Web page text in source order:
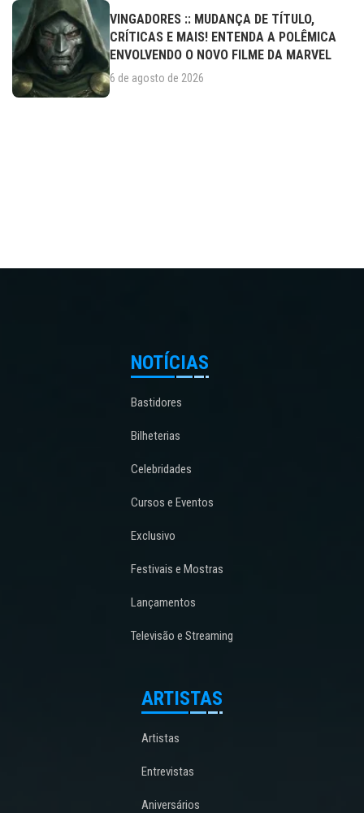
VINGADORES :: MUDANÇA DE TÍTULO,
CRÍTICAS E MAIS! ENTENDA A POLÊMICA
ENVOLVENDO O NOVO FILME DA MARVEL
6 de agosto de 2026
NOTÍCIAS
Bastidores
Bilheterias
Celebridades
Cursos e Eventos
Exclusivo
Festivais e Mostras
Lançamentos
Televisão e Streaming
ARTISTAS
Artistas
Entrevistas
Aniversários